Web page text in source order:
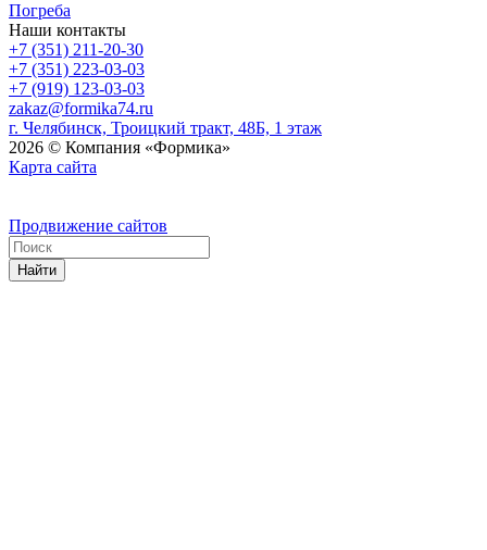
Погреба
Наши контакты
+7 (351) 211-20-30
+7 (351) 223-03-03
+7 (919) 123-03-03
zakaz@formika74.ru
г. Челябинск, Троицкий тракт, 48Б, 1 этаж
2026 © Компания «Формика»
Карта сайта
Продвижение сайтов
Найти